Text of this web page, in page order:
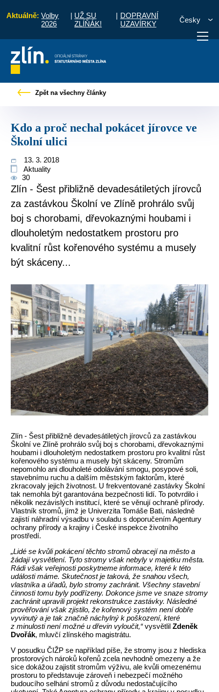
Aktuálně: Volby
2026
| UŽ SU
ZLÍŇÁK!
| DOPRAVNÍ
UZAVÍRKY
Česky
vyřídit Potřebuji zaplatit
Zpět na všechny články
Kdo a proč nechal pokácet jírovce ve
Školní ulici
13. 3. 2018
Aktuality
30
Zlín - Šest přibližně devadesátiletých jírovců
za zastávkou Školní ve Zlíně prohrálo svůj
boj s chorobami, dřevokaznými houbami i
dlouholetým nedostatkem prostoru pro
kvalitní růst kořenového systému a musely
být skáceny...
Zlín - Šest přibližně devadesátiletých jírovců za zastávkou
Školní ve Zlíně prohrálo svůj boj s chorobami, dřevokaznými
houbami i dlouholetým nedostatkem prostoru pro kvalitní růst
kořenového systému a musely být skáceny. Stromům
nepomohlo ani dlouholeté odolávání smogu, posypové soli,
stavebnímu ruchu a dalším městským faktorům, které
zkracovaly jejich životnost. U frekventované zastávky Školní
tak nemohla být garantována bezpečnosti lidí. To potvrdilo i
několik nezávislých institucí, které se věnují ochraně přírody.
Vlastník stromů, jímž je Univerzita Tomáše Bati, následně
zajistí náhradní výsadbu v souladu s doporučením Agentury
ochrany přírody a krajiny i České inspekce životního
prostředí.
„Lidé se kvůli pokácení těchto stromů obracejí na město a
žádají vysvětlení. Tyto stromy však nebyly v majetku města.
Rádi však veřejnosti poskytneme informace, které k této
události máme. Skutečnost je taková, že snahou všech,
vlastníka a úřadů, bylo stromy zachránit. Všechny stavební
činnosti tomu byly podřízeny. Dokonce jsme ve snaze stromy
zachránit upravili projekt rekonstrukce zastávky. Následné
prověřování však zjistilo, že kořenový systém není dobře
vyvinutý a je tak značně náchylný k poškození, které
z minulosti není možné u dřevin vyloučit,“vysvětlilZdeněk
Dvořák, mluvčí zlínského magistrátu.
V posudku ČIŽP se například píše, že stromy jsou z hlediska
prostorových nároků kořenů zcela nevhodně omezeny a že
sice dokážou zajistit stromům výživu, ale kvůli omezenému
prostoru to představuje zároveň i nebezpečí možného
budoucího selhání stromů z důvodu nedostačujícího